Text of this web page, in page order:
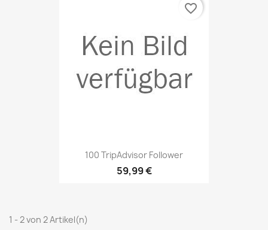
100 TripAdvisor Follower
59,99 €
favorite_border
1 - 2 von 2 Artikel(n)